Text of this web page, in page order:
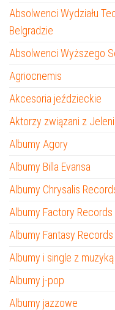
Absolwenci Wydziału
Belgradzie
Absolwenci Wyższego
Agriocnemis
Akcesoria jeździeckie
Aktorzy związani z
Albumy Agory
Albumy Billa Evansa
Albumy Chrysalis
Albumy Factory Records
Albumy Fantasy Records
Albumy i single z
Albumy j-pop
Albumy jazzowe